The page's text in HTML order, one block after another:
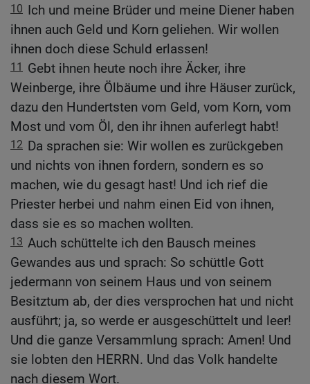
10 Ich und meine Brüder und meine Diener haben
ihnen auch Geld und Korn geliehen. Wir wollen
ihnen doch diese Schuld erlassen!
11
Gebt ihnen heute noch ihre Äcker, ihre
Weinberge, ihre Ölbäume und ihre Häuser zurück,
dazu den Hundertsten vom Geld, vom Korn, vom
Most und vom Öl, den ihr ihnen auferlegt habt!
12 Da sprachen sie: Wir wollen es zurückgeben
und nichts von ihnen fordern, sondern es so
machen, wie du gesagt hast! Und ich rief die
Priester herbei und nahm einen Eid von ihnen,
dass sie es so machen wollten.
13 Auch schüttelte ich den Bausch meines
Gewandes aus und sprach: So schüttle Gott
jedermann von seinem Haus und von seinem
Besitztum ab, der dies versprochen hat und nicht
ausführt; ja, so werde er ausgeschüttelt und leer!
Und die ganze Versammlung sprach: Amen! Und
sie lobten den HERRN. Und das Volk handelte
nach diesem Wort.